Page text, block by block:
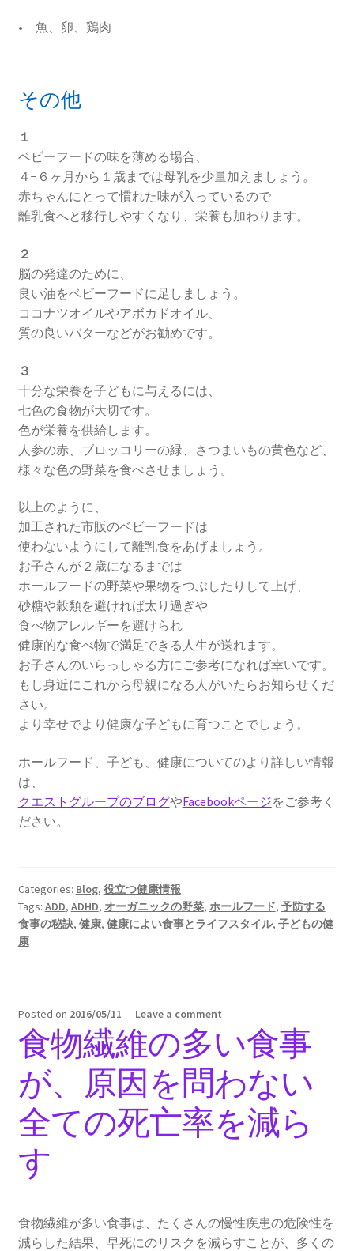
• 魚、卵、鶏肉
その他
１
ベビーフードの味を薄める場合、
４−６ヶ月から１歳までは母乳を少量加えましょう。
赤ちゃんにとって慣れた味が入っているので
離乳食へと移行しやすくなり、栄養も加わります。
２
脳の発達のために、
良い油をベビーフードに足しましょう。
ココナツオイルやアボカドオイル、
質の良いバターなどがお勧めです。
３
十分な栄養を子どもに与えるには、
七色の食物が大切です。
色が栄養を供給します。
人参の赤、ブロッコリーの緑、さつまいもの黄色など、
様々な色の野菜を食べさせましょう。
以上のように、
加工された市販のベビーフードは
使わないようにして離乳食をあげましょう。
お子さんが２歳になるまでは
ホールフードの野菜や果物をつぶしたりして上げ、
砂糖や穀類を避ければ太り過ぎや
食べ物アレルギーを避けられ
健康的な食べ物で満足できる人生が送れます。
お子さんのいらっしゃる方にご参考になれば幸いです。
もし身近にこれから母親になる人がいたらお知らせくだ
さい。
より幸せでより健康な子どもに育つことでしょう。
ホールフード、子ども、健康についてのより詳しい情報
は、
クエストグループのブログやFacebookページをご参考く
ださい。
Categories: Blog, 役立つ健康情報
Tags: ADD, ADHD, オーガニックの野菜, ホールフード, 予防する
食事の秘訣, 健康, 健康によい食事とライフスタイル, 子どもの健
康
Posted on 2016/05/11 — Leave a comment
食物繊維の多い食事
が、原因を問わない
全ての死亡率を減ら
す
食物繊維が多い食事は、たくさんの慢性疾患の危険性を
減らした結果、早死にのリスクを減らすことが、多くの